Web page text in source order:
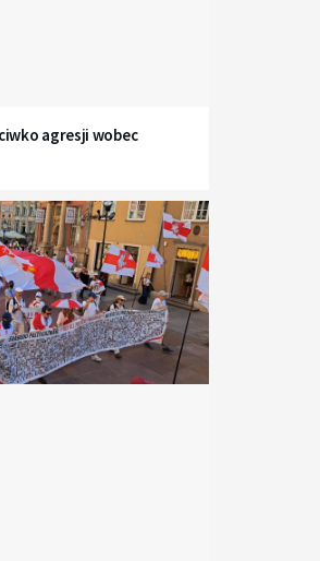
agresji wobec